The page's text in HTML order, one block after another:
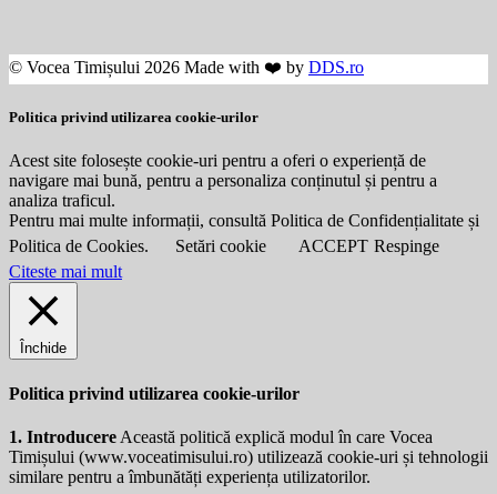
© Vocea Timișului 2026 Made with ❤️ by DDS.ro
Politica privind utilizarea cookie-urilor
Acest site folosește cookie-uri pentru a oferi o experiență de
navigare mai bună, pentru a personaliza conținutul și pentru a
analiza traficul.
Pentru mai multe informații, consultă Politica de Confidențialitate și
Politica de Cookies.
Setări cookie ACCEPT Respinge
Citeste mai mult
Închide
Politica privind utilizarea cookie-urilor
1. Introducere Această politică explică modul în care Vocea
Timișului (www.voceatimisului.ro) utilizează cookie-uri și tehnologii
similare pentru a îmbunătăți experiența utilizatorilor.